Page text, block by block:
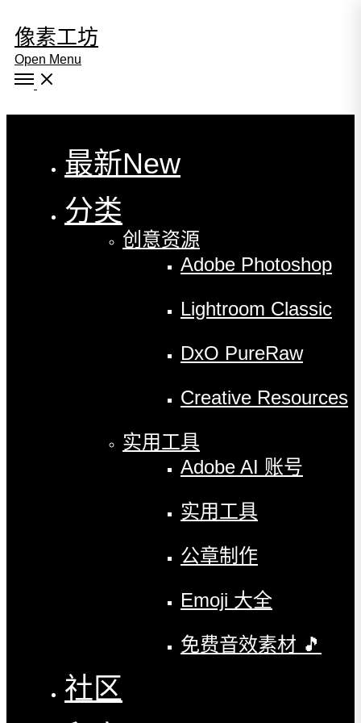
像素工坊
Open Menu
最新New
分类
创意资源
Adobe Photoshop
Lightroom Classic
DxO PureRaw
Creative Resources
实用工具
Adobe AI 账号
实用工具
公章制作
Emoji 大全
免费音效素材 🎵
社区